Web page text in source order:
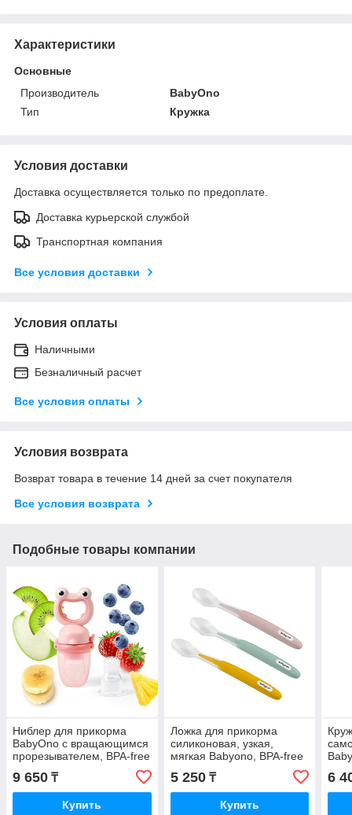
Характеристики
Основные
Производитель
BabyOno
Тип
Кружка
Условия доставки
Доставка осуществляется только по предоплате.
Доставка курьерской службой
Транспортная компания
Все условия доставки
Условия оплаты
Наличными
Безналичный расчет
Все условия оплаты
Условия возврата
Возврат товара в течение 14 дней за счет покупателя
Все условия возврата
Подобные товары компании
Ниблер для прикорма
BabyOno с вращающимся
прорезывателем, BPA-free
9 650 ₸
Купить
Ложка для прикорма
силиконовая, узкая,
мягкая Babyono, BPA-free
5 250₸
Купить
6